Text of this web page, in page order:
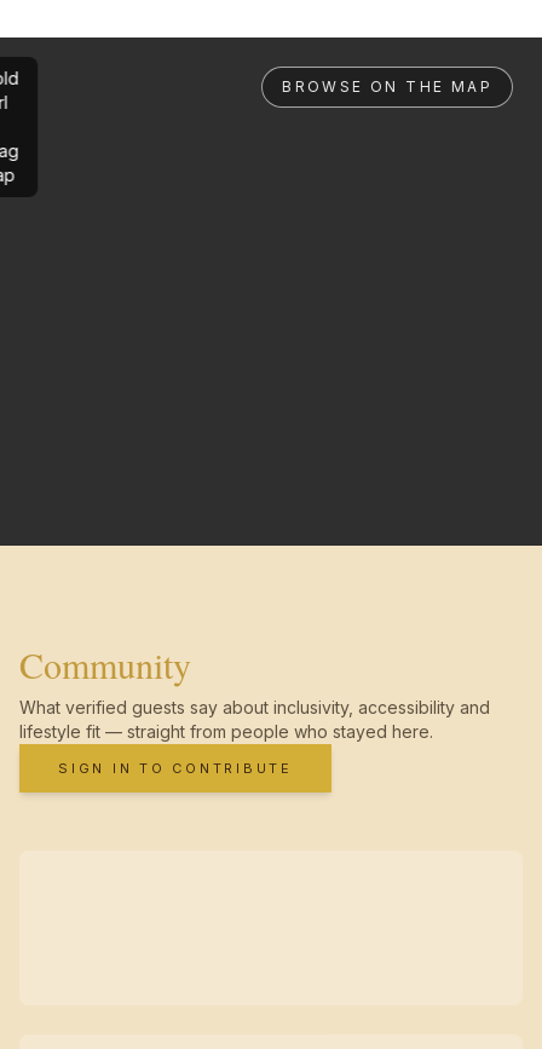
BROWSE ON THE MAP
Community
What verified guests say about inclusivity, accessibility and
lifestyle fit — straight from people who stayed here.
SIGN IN TO CONTRIBUTE